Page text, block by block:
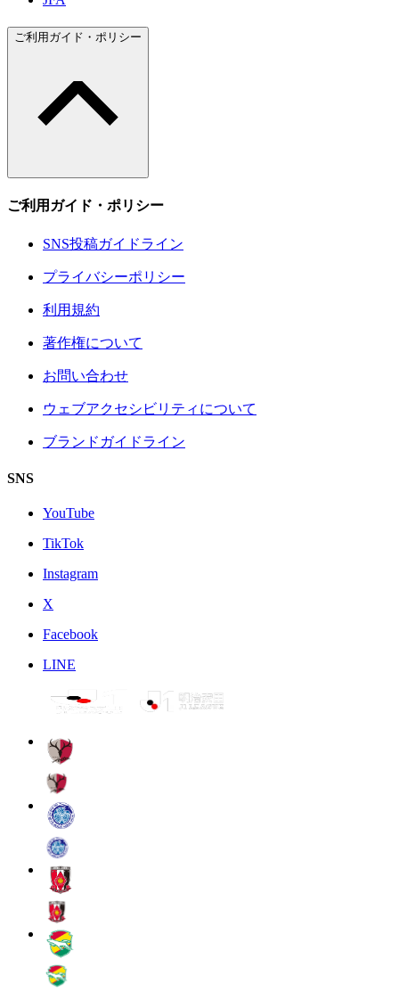
ご利用ガイド・ポリシー
ご利用ガイド・ポリシー
SNS投稿ガイドライン
プライバシーポリシー
利用規約
著作権について
お問い合わせ
ウェブアクセシビリティについて
ブランドガイドライン
SNS
YouTube
TikTok
Instagram
X
Facebook
LINE